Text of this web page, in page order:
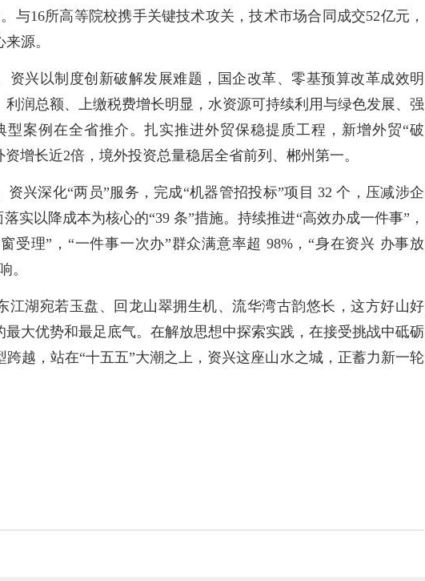
与16所高等院校携手关键技术攻关，技术市场合同成交52亿元，
源。
资兴以制度创新破解发展难题，国企改革、零基预算改革成效明
利润总额、上缴税费增长明显，水资源可持续利用与绿色发展、强
型案例在全省推介。扎实推进外贸保稳提质工程，新增外贸“破
增长近2倍，境外投资总量稳居全省前列、郴州第一。
资兴深化“两员”服务，完成“机器管招投标”项目 32 个，压减涉企
实以降成本为核心的“39 条”措施。持续推进“高效办成一件事”，
受理”，“一件事一次办”群众满意率超 98%，“身在资兴 办事放
。
江湖宛若玉盘、回龙山翠拥生机、流华湾古韵悠长，这方好山好
最大优势和最足底气。在解放思想中探索实践，在接受挑战中砥砺
越，站在“十五五”大潮之上，资兴这座山水之城，正蓄力新一轮